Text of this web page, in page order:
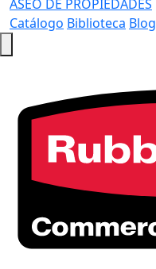
ASEO DE PROPIEDADES
Catálogo Biblioteca Blog